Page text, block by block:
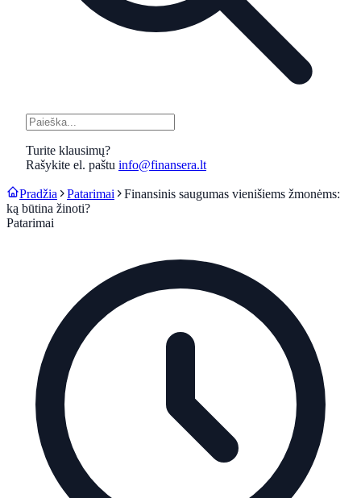
Turite klausimų?
Rašykite el. paštu info@finansera.lt
Pradžia Patarimai
Finansinis saugumas vienišiems žmonėms:
ką būtina žinoti?
Patarimai